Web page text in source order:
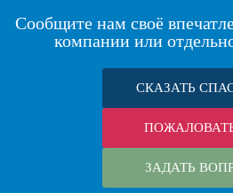
Сообщите нам своё
компании или
СКАЗАТЬ
ЗАДАТЬ